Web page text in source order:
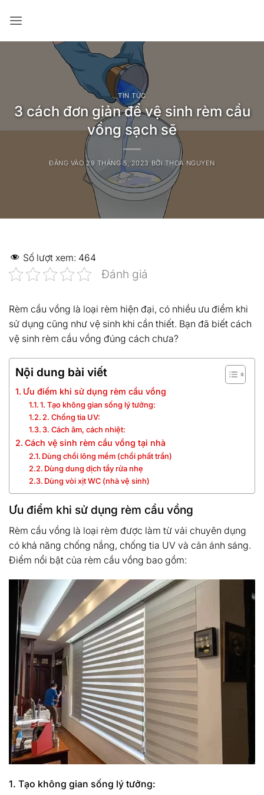
qua
TIN TỨC
3 cách đơn giản để vệ sinh rèm cầu
vồng sạch sẽ
ĐĂNG VÀO29 THÁNG 5, 2023 BỞI THOA NGUYEN
Số lượt xem: 464
Đánh giá
Rèm cầu vồng là loại rèm hiện đại, có nhiều ưu điểm khi
sử dụng cũng như vệ sinh khi cần thiết. Bạn đã biết cách
vệ sinh rèm cầu vồng đúng cách chưa?
Nội dung bài viết
Ưu điểm khi sử dụng rèm cầu vồng
1. Tạo không gian sống lý tưởng:
2. Chống tia UV:
3. Cách âm, cách nhiệt:
Cách vệ sinh rèm cầu vồng tại nhà
Dùng chổi lông mềm (chổi phất trần)
Dùng dung dịch tẩy rửa nhẹ
Dùng vòi xịt WC (nhà vệ sinh)
Ưu điểm khi sử dụng rèm cầu vồng
Rèm cầu vồng là loại rèm được làm từ vải chuyên dụng
có khả năng chống nắng, chống tia UV và cản ánh sáng.
Điểm nổi bật của rèm cầu vồng bao gồm:
1. Tạo không gian sống lý tưởng: